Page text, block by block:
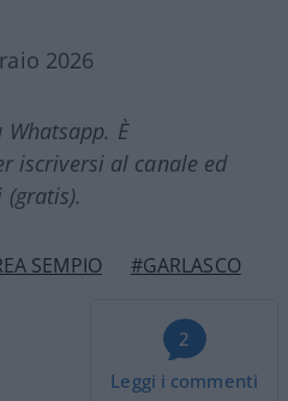
2026
È
iscriversi al canale ed
SEMPIO #GARLASCO
2
Leggi i commenti